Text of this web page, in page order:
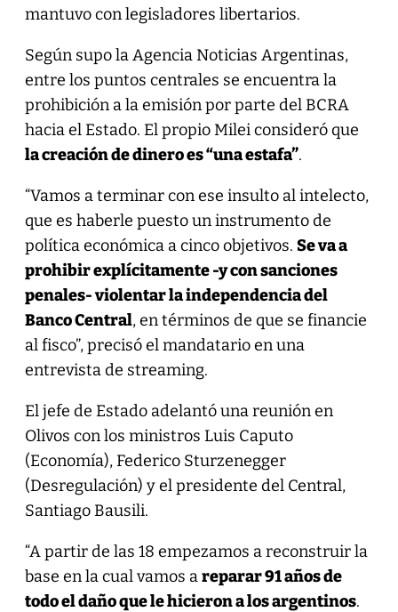
mantuvo con legisladores libertarios.
Según supo la Agencia Noticias Argentinas,
entre los puntos centrales se encuentra la
prohibición a la emisión por parte del BCRA
hacia el Estado. El propio Milei consideró que
la creación de dinero es “una estafa”.
“Vamos a terminar con ese insulto al intelecto,
que es haberle puesto un instrumento de
política económica a cinco objetivos. Se va a
prohibir explícitamente -y con sanciones
penales- violentar la independencia del
Banco Central, en términos de que se financie
al fisco”, precisó el mandatario en una
entrevista de streaming.
El jefe de Estado adelantó una reunión en
Olivos con los ministros Luis Caputo
(Economía), Federico Sturzenegger
(Desregulación) y el presidente del Central,
Santiago Bausili.
“A partir de las 18 empezamos a reconstruir la
base en la cual vamos areparar 91 años de
todo el daño que le hicieron a los argentinos.